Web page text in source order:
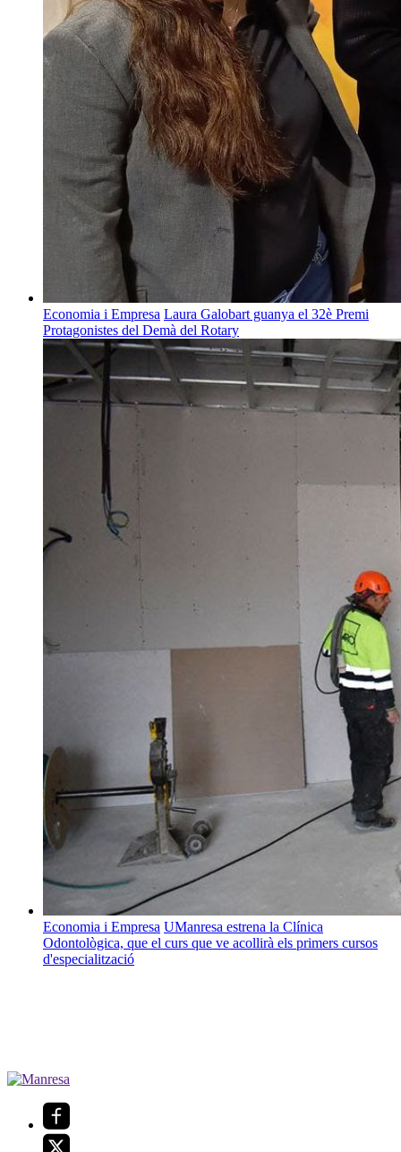
Economia i Empresa Laura Galobart guanya el 32è Premi
Protagonistes del Demà del Rotary
Economia i Empresa UManresa estrena la Clínica
Odontològica, que el curs que ve acollirà els primers cursos
d'especialització